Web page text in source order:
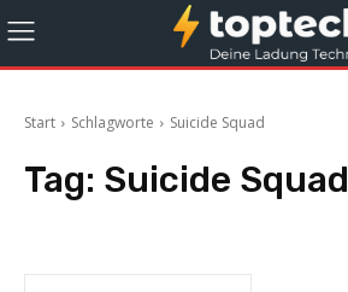
Start Schlagworte Suicide Squad
Tag: Suicide Squad